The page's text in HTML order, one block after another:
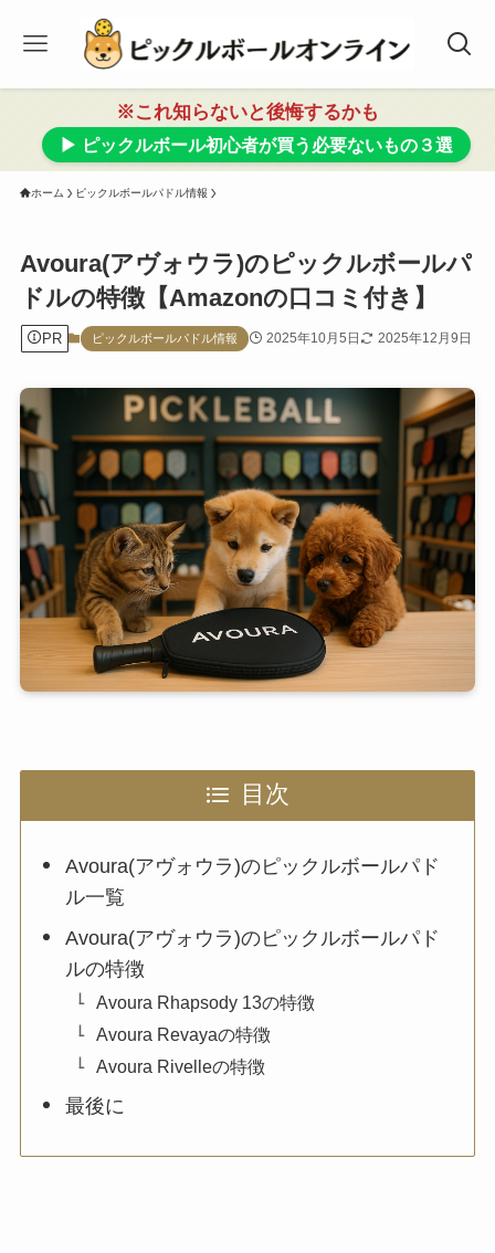
※これ知らないと後悔するかも
▶ ピックルボール初心者が買う必要ないもの３選
ホーム ピックルボールパドル情報
Avoura(アヴォウラ)のピックルボールパ
ドルの特徴【Amazonの口コミ付き】
PR ピックルボールパドル情報 2025年10月5日 2025年12月9日
目次
Avoura(アヴォウラ)のピックルボールパド
ル一覧
Avoura(アヴォウラ)のピックルボールパド
ルの特徴
Avoura Rhapsody 13の特徴
Avoura Revayaの特徴
Avoura Rivelleの特徴
最後に